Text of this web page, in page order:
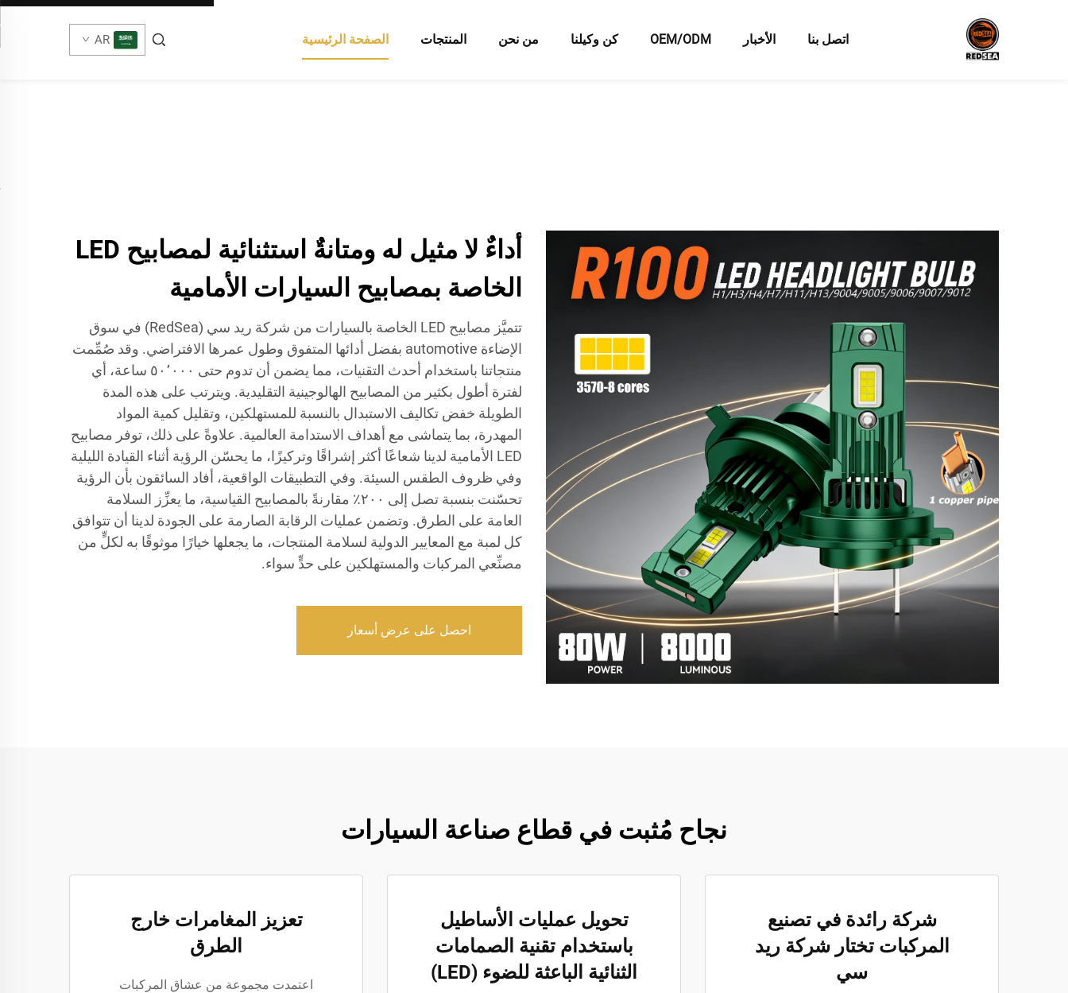
الصفحة الرئيسية المنتجات من نحن كن وكيلنا OEM/ODM الأخبار اتصل بنا AR
أداءٌ لا مثيل له ومتانةٌ استثنائية لمصابيح LED
الخاصة بمصابيح السيارات الأمامية
تتميَّز مصابيح LED الخاصة بالسيارات من شركة ريد سي (RedSea) في سوق
الإضاءة automotive بفضل أدائها المتفوق وطول عمرها الافتراضي. وقد صُمِّمت
منتجاتنا باستخدام أحدث التقنيات، مما يضمن أن تدوم حتى ٥٠٬٠٠٠ ساعة، أي
لفترة أطول بكثير من المصابيح الهالوجينية التقليدية. ويترتب على هذه المدة
الطويلة خفض تكاليف الاستبدال بالنسبة للمستهلكين، وتقليل كمية المواد
المهدرة، بما يتماشى مع أهداف الاستدامة العالمية. علاوةً على ذلك، توفر مصابيح
LED الأمامية لدينا شعاعًا أكثر إشراقًا وتركيزًا، ما يحسّن الرؤية أثناء القيادة الليلية
وفي ظروف الطقس السيئة. وفي التطبيقات الواقعية، أفاد السائقون بأن الرؤية
تحسّنت بنسبة تصل إلى ٢٠٠٪ مقارنةً بالمصابيح القياسية، ما يعزِّز السلامة
العامة على الطرق. وتضمن عمليات الرقابة الصارمة على الجودة لدينا أن تتوافق
كل لمبة مع المعايير الدولية لسلامة المنتجات، ما يجعلها خيارًا موثوقًا به لكلٍّ من
مصنِّعي المركبات والمستهلكين على حدٍّ سواء.
احصل على عرض أسعار
نجاح مُثبت في قطاع صناعة السيارات
شركة رائدة في تصنيع
المركبات تختار شركة ريد
سي
تحويل عمليات الأساطيل
باستخدام تقنية الصمامات
الثنائية الباعثة للضوء (LED)
تعزيز المغامرات خارج
الطرق
اعتمدت مجموعة من عشاق المركبات